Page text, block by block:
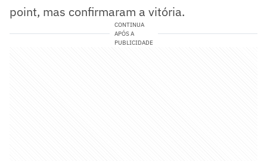
point, mas confirmaram a vitória.
CONTINUA
APÓS A
PUBLICIDADE